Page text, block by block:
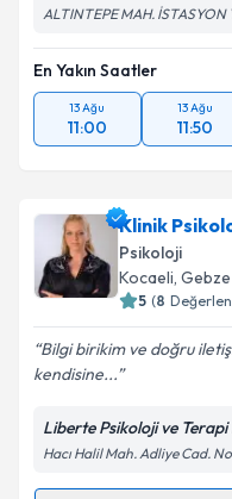
ALTINTEPE MAH. İSTASYON
En Yakın Saatler
13 Ağu
11:00
13 Ağu
11:50
Klinik
Psikoloji
Kocaeli, Gebze
5 (8
Bilgi birikim ve doğru
kendisine...
Liberte Psikoloji ve
Hacı Halil Mah. Adliye Cad.